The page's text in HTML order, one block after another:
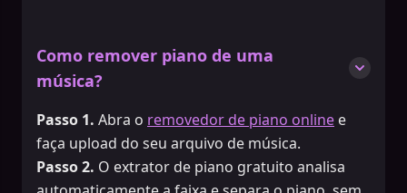
Como remover piano de uma
música?
Passo 1. Abra o removedor de piano online e
faça upload do seu arquivo de música.
Passo 2. O extrator de piano gratuito analisa